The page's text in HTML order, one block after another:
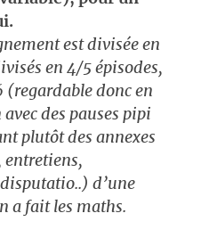
est divisée en
en 4/5 épisodes,
donc en
des pauses pipi
plutôt des annexes
d’une
a fait les maths.